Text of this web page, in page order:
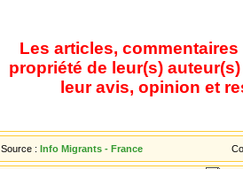
Les articles,
propriété de leur(s)
leur avis, opinion et
Source : Info Migrants - France